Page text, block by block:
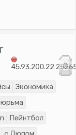
0
Экономика
Пейнтбол